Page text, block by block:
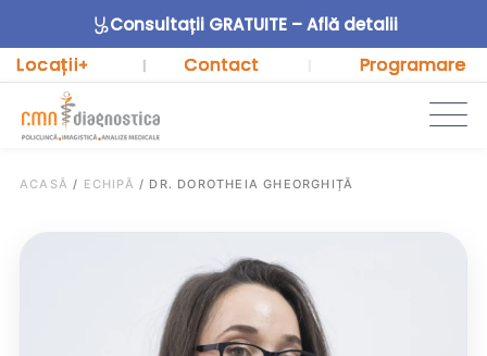
Consultații GRATUITE – Află detalii
Locații+ | Contact Programare
ACASĂ / ECHIPĂ / DR. DOROTHEIA GHEORGHIȚĂ